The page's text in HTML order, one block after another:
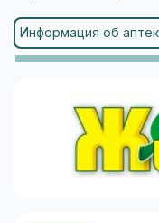
Информация об